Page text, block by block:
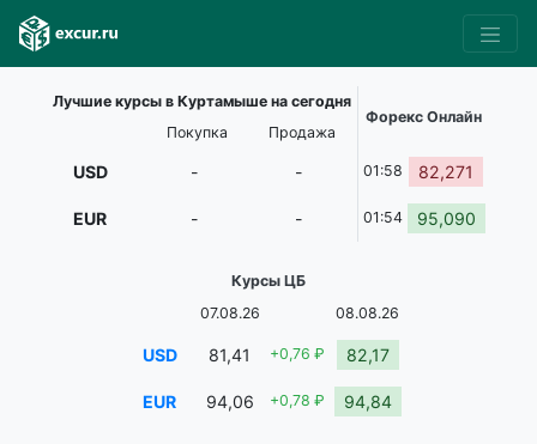
Лучшие курсы в Куртамыше на сегодня
Форекс Онлайн
Покупка
Продажа
USD - - 01:58 82,271
EUR - - 01:54 95,090
Курсы ЦБ
07.08.26
08.08.26
USD 81,41 +0,76 ₽ 82,17
EUR 94,06 +0,78 ₽ 94,84